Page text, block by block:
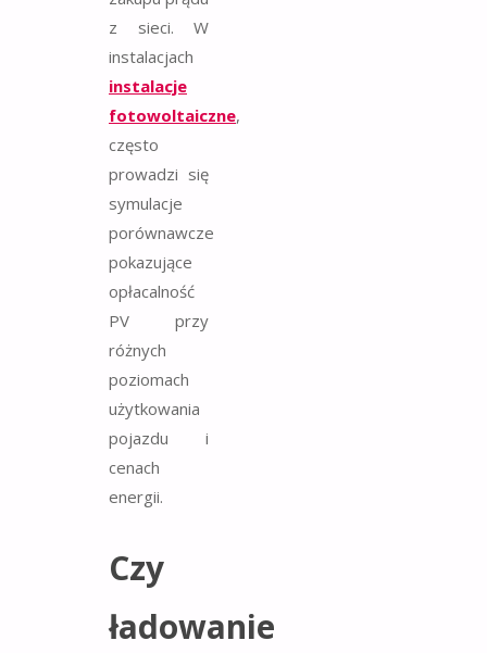
z sieci. W
instalacjach
instalacje
fotowoltaiczne,
często
prowadzi się
symulacje
porównawcze
pokazujące
opłacalność
PV przy
różnych
poziomach
użytkowania
pojazdu i
cenach
energii.
Czy
ładowanie